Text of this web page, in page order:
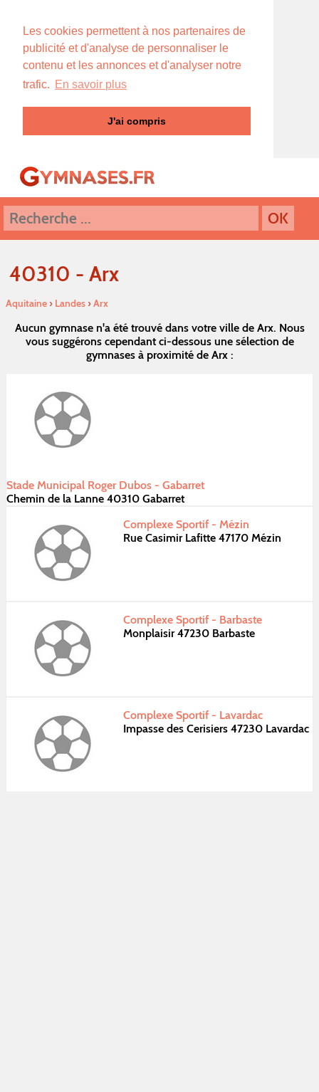
Les cookies permettent à nos partenaires de
publicité et d'analyse de personnaliser le
contenu et les annonces et d'analyser notre
trafic. En savoir plus
J'ai compris
40310 - Arx
Aquitaine› Landes›Arx
Aucun gymnase n'a été trouvé dans votre ville de Arx. Nous
vous suggérons cependant ci-dessous une sélection de
gymnases à proximité de Arx :
Stade Municipal Roger Dubos - Gabarret
Chemin de la Lanne 40310 Gabarret
Complexe Sportif - Mézin
Rue Casimir Lafitte 47170 Mézin
Complexe Sportif - Barbaste
Monplaisir 47230 Barbaste
Complexe Sportif - Lavardac
Impasse des Cerisiers 47230 Lavardac